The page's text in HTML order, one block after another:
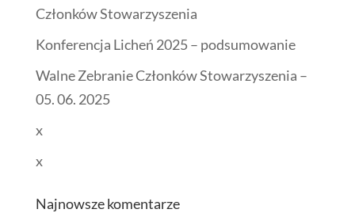
Członków Stowarzyszenia
Konferencja Licheń 2025 – podsumowanie
Walne Zebranie Członków Stowarzyszenia –
05. 06. 2025
x
x
Najnowsze komentarze